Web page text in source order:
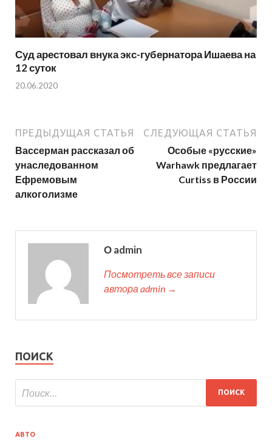
Суд арестовал внука экс-губернатора Ишаева на
12 суток
20.06.2020
ПРЕДЫДУЩАЯ СТАТЬЯ
Вассерман рассказал об
унаследованном
Ефремовым
алкоголизме
СЛЕДУЮЩАЯ СТАТЬЯ
Особые «русские»
Warhawk предлагает
Curtiss в России
О admin
Посмотреть все записи
автора admin →
ПОИСК
АВТО